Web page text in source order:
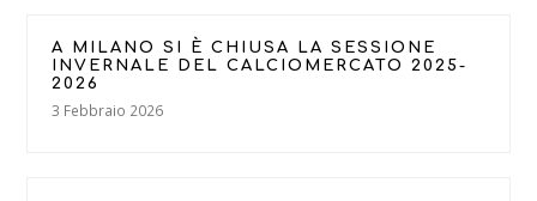
A MILANO SI È CHIUSA LA SESSIONE
INVERNALE DEL CALCIOMERCATO 2025-
2026
3 Febbraio 2026